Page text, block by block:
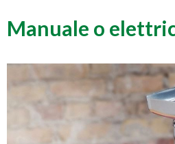
Manuale o